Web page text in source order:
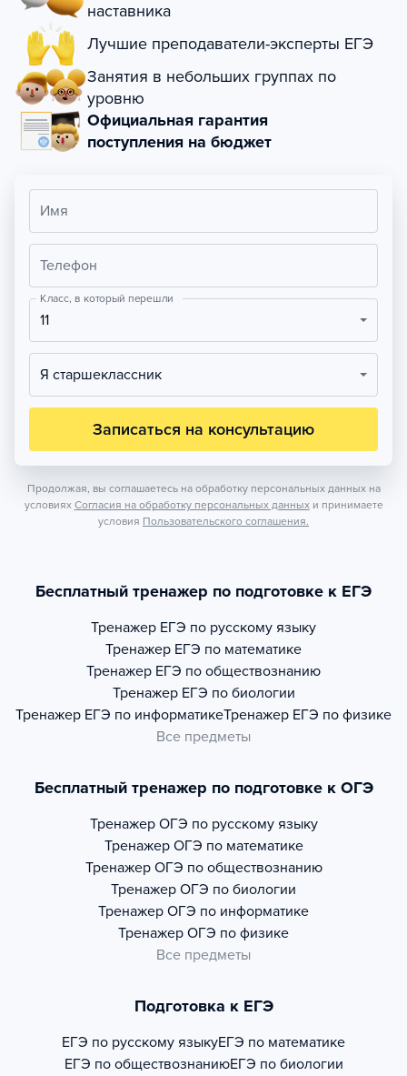
наставника
Лучшие преподаватели-эксперты ЕГЭ
Занятия в небольших группах по
уровню
Официальная гарантия
поступления на бюджет
Имя
Телефон
Класс, в который перешли
11
Я старшеклассник
Записаться на консультацию
Продолжая, вы соглашаетесь на обработку персональных данных на
условиях Согласия на обработку персональных данных и принимаете
условия Пользовательского соглашения.
Бесплатный тренажер по подготовке к ЕГЭ
Тренажер ЕГЭ по русскому языку
Тренажер ЕГЭ по математике
Тренажер ЕГЭ по обществознанию
Тренажер ЕГЭ по биологии
Тренажер ЕГЭ по информатикеТренажер ЕГЭ по физике
Все предметы
Бесплатный тренажер по подготовке к ОГЭ
Тренажер ОГЭ по русскому языку
Тренажер ОГЭ по математике
Тренажер ОГЭ по обществознанию
Тренажер ОГЭ по биологии
Тренажер ОГЭ по информатике
Тренажер ОГЭ по физике
Все предметы
Подготовка к ЕГЭ
ЕГЭ по русскому языкуЕГЭ по математике
ЕГЭ по обществознаниюЕГЭ по биологии